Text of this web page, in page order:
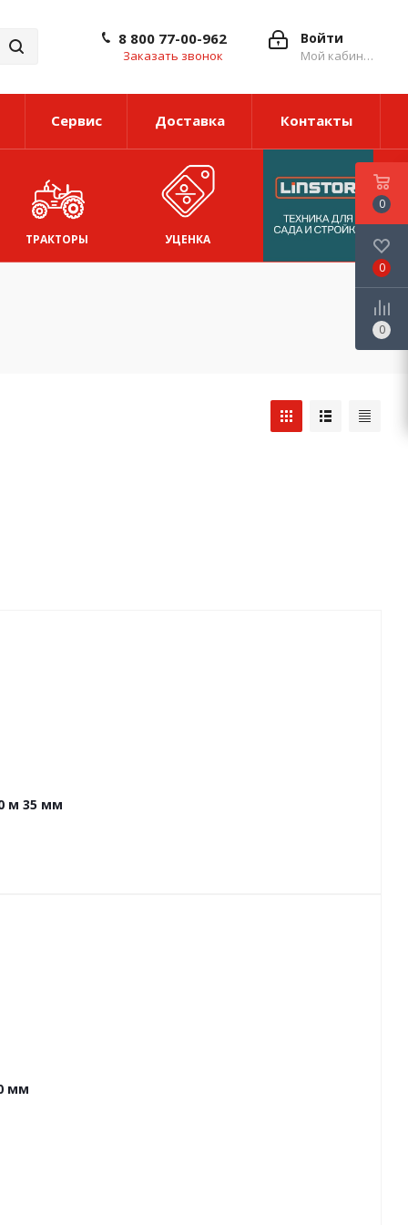
Войти
Мой кабинет
8 800 77-00-962
Заказать звонок
Сервис Доставка Контакты
ТРАКТОРЫ УЦЕНКА
м 35 мм
мм
0
0
0